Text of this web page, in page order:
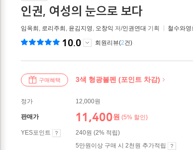
인권, 여성의 눈으로 보다
임옥희 , 로리주희 , 윤김지영, 오창익 저/인권연대 기획 철수와영
10.0 회원리뷰(2건)
구매혜택 3색 형광볼펜 (포인트 차감)
정가 12,000원
판매가 11,400원 (5% 할인)
YES포인트
240원 (2% 적립)
5만원이상 구매 시 2천원 추가적립